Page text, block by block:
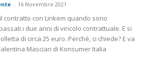
- 16 Novembre 2021
contratto con Linkem quando sono
i due anni di vincolo contrattuale. E si
di circa 25 euro. Perché, ci chiede? E va
Masciari di Konsumer Italia